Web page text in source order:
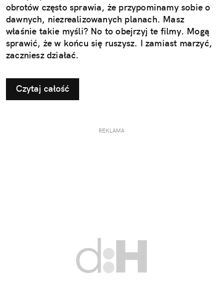
obrotów często sprawia, że przypominamy sobie o
dawnych, niezrealizowanych planach. Masz
właśnie takie myśli? No to obejrzyj te filmy. Mogą
sprawić, że w końcu się ruszysz. I zamiast marzyć,
zaczniesz działać.
Czytaj całość
REKLAMA